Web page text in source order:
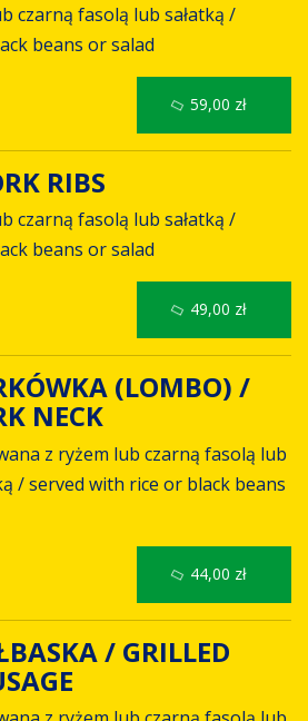
czarną fasolą lub sałatką /
beans or salad
RIBS
czarną fasolą lub sałatką /
beans or salad
(LOMBO) /
NECK
z ryżem lub czarną fasolą lub
/ served with rice or black beans
/ GRILLED